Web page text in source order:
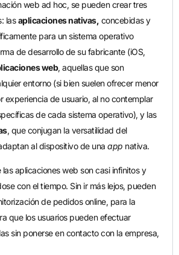
web ad hoc, se pueden crear tres
lasaplicaciones nativas, concebidas y
para un sistema operativo
de desarrollo de su fabricante (iOS,
web, aquellas que son
entorno (si bien suelen ofrecer menor
experiencia de usuario, al no contemplar
de cada sistema operativo), y las
, que conjugan la versatilidad del
al dispositivo de una app nativa.
aplicaciones web son casi infinitos y
con el tiempo. Sin ir más lejos, pueden
de pedidos online, para la
que los usuarios pueden efectuar
sin ponerse en contacto con la empresa,